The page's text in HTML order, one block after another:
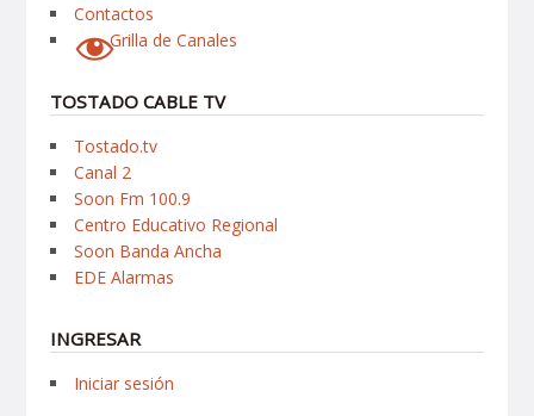
Contactos
Grilla de Canales
TOSTADO CABLE TV
Tostado.tv
Canal 2
Soon Fm 100.9
Centro Educativo Regional
Soon Banda Ancha
EDE Alarmas
INGRESAR
Iniciar sesión